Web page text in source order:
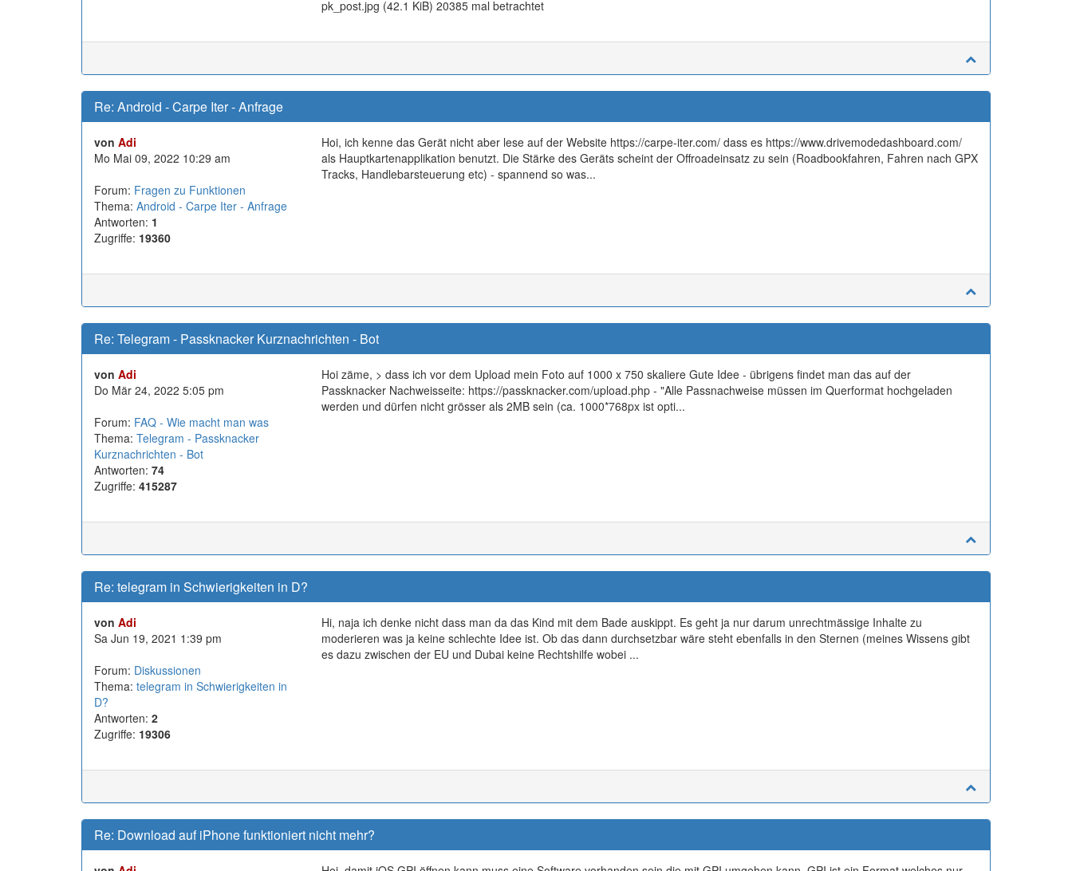
pk_post.jpg (42.1 KiB) 20385 mal betrachtet
Re: Android - Carpe Iter - Anfrage
von Adi
Mo Mai 09, 2022 10:29 am
Forum: Fragen zu Funktionen
Thema: Android - Carpe Iter - Anfrage
Antworten: 1
Zugriffe: 19360
Hoi, ich kenne das Gerät nicht aber lese auf der Website https://carpe-iter.com/ dass es https://www.drivemodedashboard.com/
als Hauptkartenapplikation benutzt. Die Stärke des Geräts scheint der Offroadeinsatz zu sein (Roadbookfahren, Fahren nach GPX
Tracks, Handlebarsteuerung etc) - spannend so was...
Re: Telegram - Passknacker Kurznachrichten - Bot
von Adi
Do Mär 24, 2022 5:05 pm
Forum: FAQ - Wie macht man was
Thema: Telegram - Passknacker
Kurznachrichten - Bot
Antworten: 74
Zugriffe: 415287
Hoi zäme, > dass ich vor dem Upload mein Foto auf 1000 x 750 skaliere Gute Idee - übrigens findet man das auf der
Passknacker Nachweisseite: https://passknacker.com/upload.php - "Alle Passnachweise müssen im Querformat hochgeladen
werden und dürfen nicht grösser als 2MB sein (ca. 1000*768px ist opti...
Re: telegram in Schwierigkeiten in D?
von Adi
Sa Jun 19, 2021 1:39 pm
Forum: Diskussionen
Thema: telegram in Schwierigkeiten in
D?
Antworten: 2
Zugriffe: 19306
Hi, naja ich denke nicht dass man da das Kind mit dem Bade auskippt. Es geht ja nur darum unrechtmässige Inhalte zu
moderieren was ja keine schlechte Idee ist. Ob das dann durchsetzbar wäre steht ebenfalls in den Sternen (meines Wissens gibt
es dazu zwischen der EU und Dubai keine Rechtshilfe wobei ...
Re: Download auf iPhone funktioniert nicht mehr?